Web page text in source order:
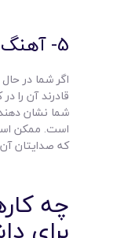
5- آهنگ صدا
اگر شما در
قادرند آن را
شما نشان
است. ممکن
که صدايتان
چه